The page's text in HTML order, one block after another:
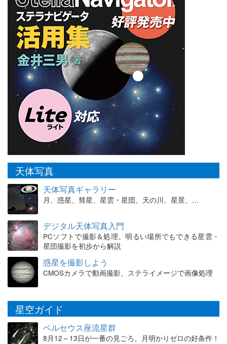
天体写真
天体写真ギャラリー
月、惑星、彗星、星雲・星団、天の川、星景、…
デジタル天体写真入門
PCソフトで撮影＆処理。明るい場所でもできる星雲・
星団撮影を初歩から解説
惑星を撮影しよう
CMOSカメラで動画撮影、ステライメージで画像処理
星空ガイド
ペルセウス座流星群
8月12～13日が一番の見ごろ。月明かりゼロの好条件！